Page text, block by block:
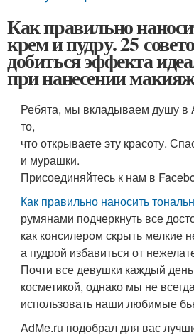
то,
что открываете эту красоту.
и мурашки.
Присоединяйтесь к нам в
Как правильно наносить
румянами подчеркнуть все
как консилером скрыть мелкие
а пудрой избавиться от
Почти все девушки каждый
косметикой, однако мы не
использовать наши любимые
AdMe.ru подобрал для вас
по созданию идеально гладкой
Надеемся, они вам пригодятся!
База
Правильно подобранное и